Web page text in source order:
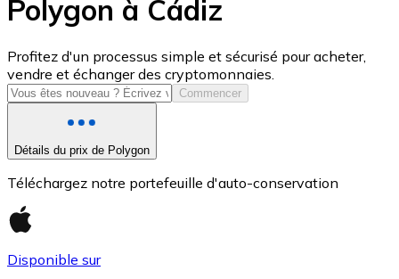
USD Coin
USDC
Polygon à Cádiz
Profitez d'un processus simple et sécurisé pour acheter,
vendre et échanger des cryptomonnaies.
Commencer
Détails du prix de Polygon
Téléchargez notre portefeuille d'auto-conservation
Disponible sur